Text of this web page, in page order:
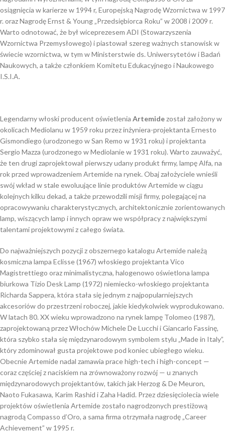
osiągnięcia w karierze w 1994 r, Europejską Nagrodę Wzornictwa w 1997
r. oraz Nagrodę Ernst & Young „Przedsiębiorca Roku” w 2008 i 2009 r.
Warto odnotować, że był wiceprezesem ADI (Stowarzyszenia
Wzornictwa Przemysłowego) i piastował szereg ważnych stanowisk w
świecie wzornictwa, w tym w Ministerstwie ds. Uniwersytetów i Badań
Naukowych, a także członkiem Komitetu Edukacyjnego i Naukowego
I.S.I.A.
Legendarny włoski producent oświetlenia Artemidezostał założony w
okolicach Mediolanu w 1959 roku przez inżyniera-projektanta Ernesto
Gismondiego (urodzonego w San Remo w 1931 roku) i projektanta
Sergio Mazza (urodzonego w Mediolanie w 1931 roku). Warto zauważyć,
że ten drugi zaprojektował pierwszy udany produkt firmy, lampę Alfa, na
rok przed wprowadzeniem Artemide na rynek. Obaj założyciele wnieśli
swój wkład w stale ewoluujące linie produktów Artemide w ciągu
kolejnych kilku dekad, a także przewodzili misji firmy, polegającej na
opracowywaniu charakterystycznych, architektonicznie zorientowanych
lamp, wiszących lamp i innych opraw we współpracy z największymi
talentami projektowymi z całego świata.
Do najważniejszych pozycji z obszernego katalogu Artemide należą
kosmiczna lampa Eclisse (1967) włoskiego projektanta Vico
Magistrettiego oraz minimalistyczna, halogenowo oświetlona lampa
biurkowa Tizio Desk Lamp (1972) niemiecko-włoskiego projektanta
Richarda Sappera, która stała się jednym z najpopularniejszych
akcesoriów do przestrzeni roboczej, jakie kiedykolwiek wyprodukowano.
W latach 80. XX wieku wprowadzono na rynek lampę Tolomeo (1987),
zaprojektowaną przez Włochów Michele De Lucchi i Giancarlo Fassinę,
która szybko stała się międzynarodowym symbolem stylu „Made in Italy”,
który zdominował gusta projektowe pod koniec ubiegłego wieku.
Obecnie Artemide nadal zamawia prace high-tech i high-concept —
coraz częściej z naciskiem na zrównoważony rozwój — u znanych
międzynarodowych projektantów, takich jak Herzog & De Meuron,
Naoto Fukasawa, Karim Rashid i Zaha Hadid. Przez dziesięciolecia wiele
projektów oświetlenia Artemide zostało nagrodzonych prestiżową
nagrodą Compasso d’Oro, a sama firma otrzymała nagrodę „Career
Achievement” w 1995 r.